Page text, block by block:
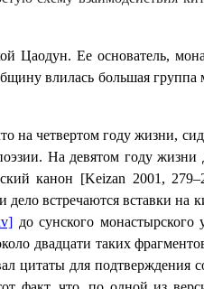
Ее основатель,
влилась большая группа
на четвертом году жизни,
На девятом году
канон [Keizan2001,
встречаются вставки на
до сунского монастырского
двадцати таких
цитаты для подтверждения